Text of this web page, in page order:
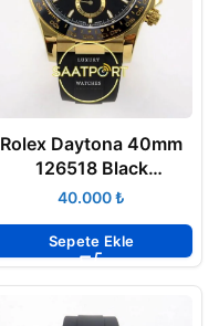
Rolex Daytona 40mm
126518 Black
Oysterflex ZF Factory
₺
Sepete Ekle